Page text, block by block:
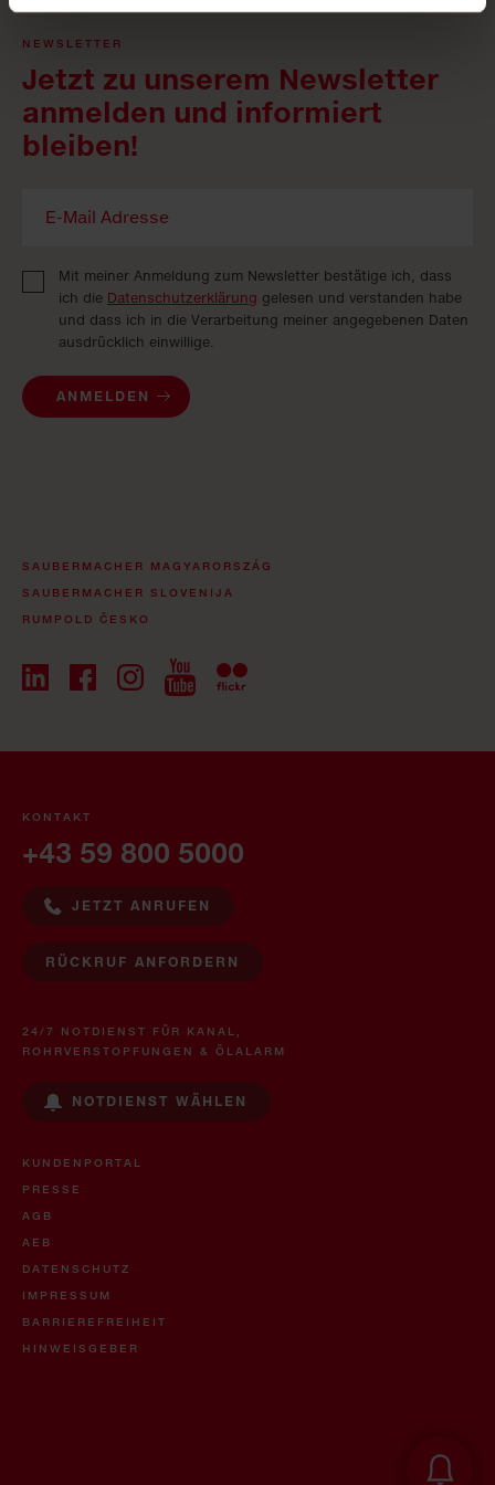
NEWSLETTER
Jetzt zu unserem Newsletter
anmelden und informiert
bleiben!
Mit meiner Anmeldung zum Newsletter bestätige ich, dass
ich die Datenschutzerklärung gelesen und verstanden habe
und dass ich in die Verarbeitung meiner angegebenen Daten
ausdrücklich einwillige.
ANMELDEN
SAUBERMACHER MAGYARORSZÁG
SAUBERMACHER SLOVENIJA
RUMPOLD ČESKO
KONTAKT
+43 59 800 5000
JETZT ANRUFEN
RÜCKRUF ANFORDERN
24/7 NOTDIENST FÜR KANAL,
ROHRVERSTOPFUNGEN & ÖLALARM
NOTDIENST WÄHLEN
KUNDENPORTAL
PRESSE
AGB
AEB
DATENSCHUTZ
IMPRESSUM
BARRIEREFREIHEIT
HINWEISGEBER
Öl- &